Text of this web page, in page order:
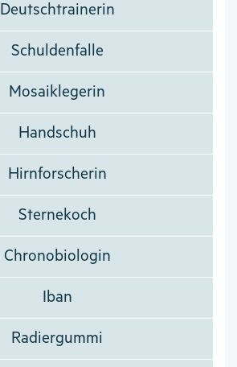
Deutschtrainerin
Schuldenfalle
Mosaiklegerin
Handschuh
Hirnforscherin
Sternekoch
Chronobiologin
Iban
Radiergummi